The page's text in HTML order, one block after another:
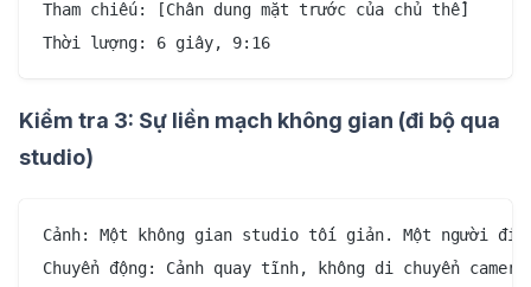
Tham chiếu: [Chân dung mặt trước của chủ thể]
Kiểm tra 3: Sự liền mạch không gian (đi bộ qua
studio)
Cảnh: Một không gian studio tối giản. Một người
Chuyển động: Cảnh quay tĩnh, không di chuyển